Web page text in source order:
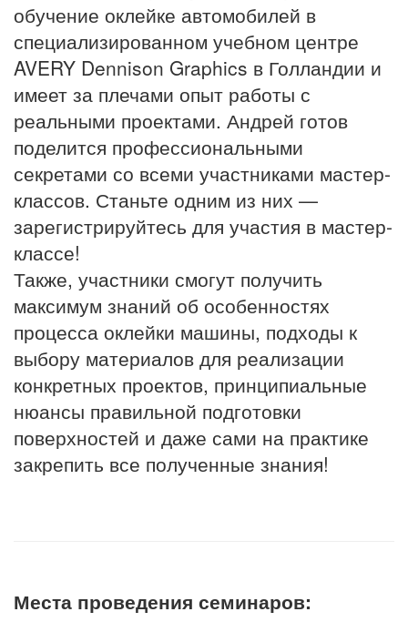
обучение оклейке автомобилей в
специализированном учебном центре
AVERY Dennison Graphics в Голландии и
имеет за плечами опыт работы с
реальными проектами. Андрей готов
поделится профессиональными
секретами со всеми участниками мастер-
классов. Станьте одним из них —
зарегистрируйтесь для участия в мастер-
классе!
Также, участники смогут получить
максимум знаний об особенностях
процесса оклейки машины, подходы к
выбору материалов для реализации
конкретных проектов, принципиальные
нюансы правильной подготовки
поверхностей и даже сами на практике
закрепить все полученные знания!
Места проведения семинаров: